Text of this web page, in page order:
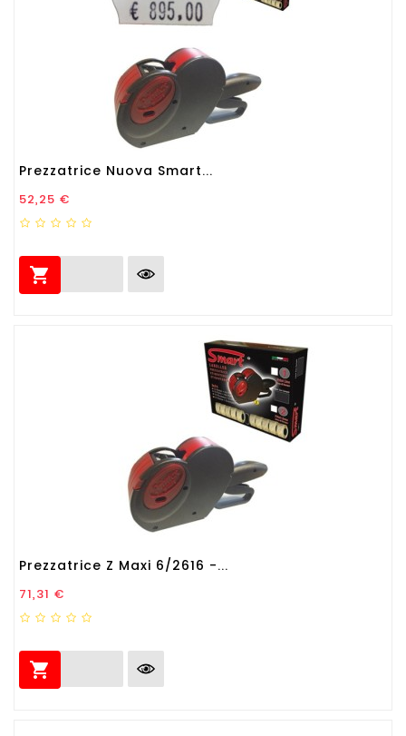
Prezzatrice Nuova Smart...
Prezzo
52,25 €

Prezzatrice Z Maxi 6/2616 -...
Prezzo
71,31 €
